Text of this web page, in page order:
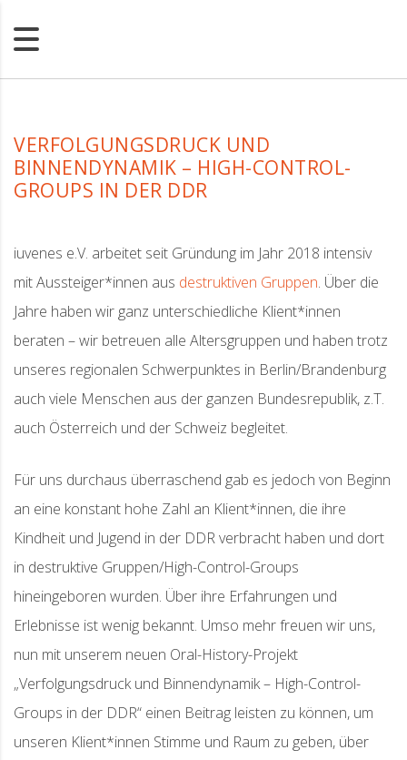
VERFOLGUNGSDRUCK UND
BINNENDYNAMIK – HIGH-CONTROL-
GROUPS IN DER DDR
iuvenes e.V. arbeitet seit Gründung im Jahr 2018 intensiv
mit Aussteiger*innen aus destruktiven Gruppen. Über die
Jahre haben wir ganz unterschiedliche Klient*innen
beraten – wir betreuen alle Altersgruppen und haben trotz
unseres regionalen Schwerpunktes in Berlin/Brandenburg
auch viele Menschen aus der ganzen Bundesrepublik, z.T.
auch Österreich und der Schweiz begleitet.
Für uns durchaus überraschend gab es jedoch von Beginn
an eine konstant hohe Zahl an Klient*innen, die ihre
Kindheit und Jugend in der DDR verbracht haben und dort
in destruktive Gruppen/High-Control-Groups
hineingeboren wurden. Über ihre Erfahrungen und
Erlebnisse ist wenig bekannt. Umso mehr freuen wir uns,
nun mit unserem neuen Oral-History-Projekt
„Verfolgungsdruck und Binnendynamik – High-Control-
Groups in der DDR“ einen Beitrag leisten zu können, um
unseren Klient*innen Stimme und Raum zu geben, über